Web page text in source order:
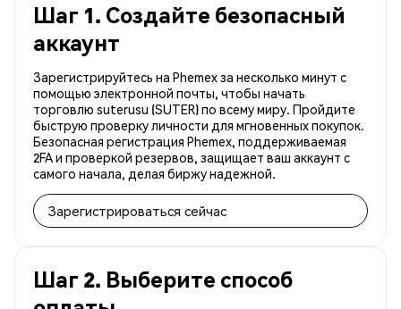
Шаг 1. Создайте безопасный
аккаунт
Зарегистрируйтесь на Phemex за несколько минут с
помощью электронной почты, чтобы начать
торговлю suterusu (SUTER) по всему миру. Пройдите
быструю проверку личности для мгновенных покупок.
Безопасная регистрация Phemex, поддерживаемая
2FA и проверкой резервов, защищает ваш аккаунт с
самого начала, делая биржу надежной.
Зарегистрироваться сейчас
Шаг 2. Выберите способ